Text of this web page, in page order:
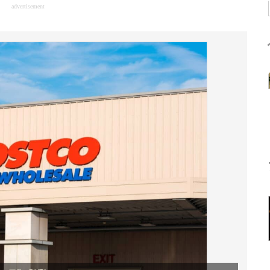
advertisement